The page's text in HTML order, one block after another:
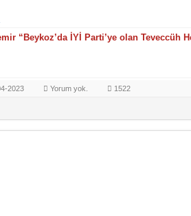
“Beykoz’da İYİ Parti’ye olan Teveccüh
2023 Yorum yok. 1522